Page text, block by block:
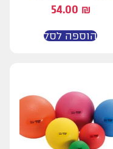
54.00 ₪
הוספה לסל